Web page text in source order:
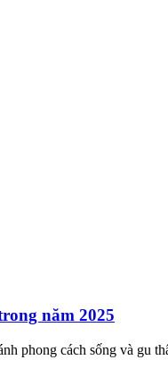
năm 2025
phong cách sống và gu